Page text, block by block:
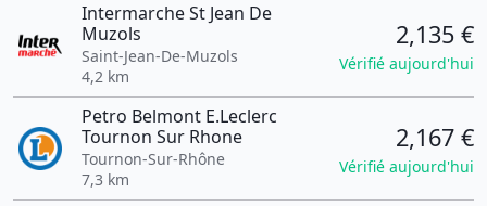
Intermarche St Jean De
Muzols
Saint-Jean-De-Muzols
4,2 km
2,135 €
Vérifié aujourd'hui
Petro Belmont E.Leclerc
Tournon Sur Rhone
Tournon-Sur-Rhône
7,3 km
2,167 €
Vérifié aujourd'hui